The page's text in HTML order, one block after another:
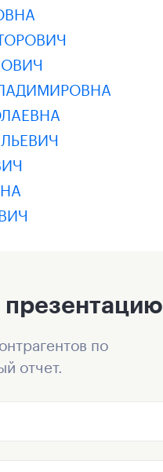
презентацию
по
отчет.